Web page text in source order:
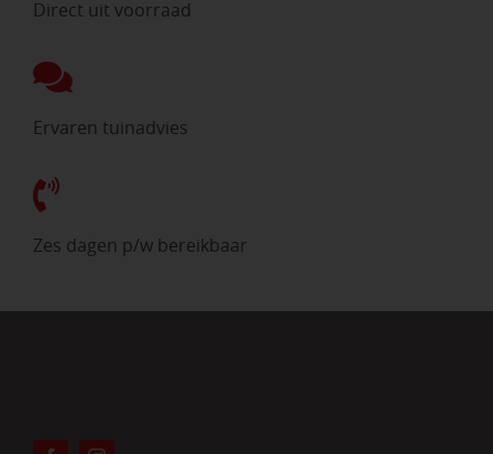
Direct uit voorraad
Ervaren tuinadvies
Zes dagen p/w bereikbaar